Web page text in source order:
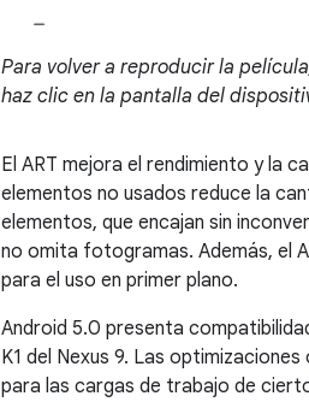
Para volver a reproducir la
haz clic en la pantalla del
El ART mejora el rendimiento y la
elementos no usados reduce la
elementos, que encajan sin
no omita fotogramas. Además, el
para el uso en primer plano.
Android 5.0 presenta
K1 del Nexus 9. Las
para las cargas de trabajo de